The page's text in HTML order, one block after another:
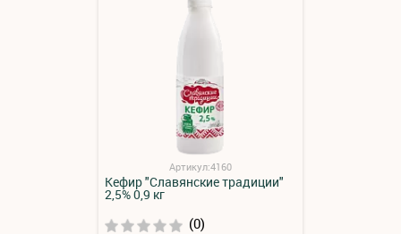
Артикул:4160
Кефир "Славянские традиции"
2,5% 0,9 кг
(0)